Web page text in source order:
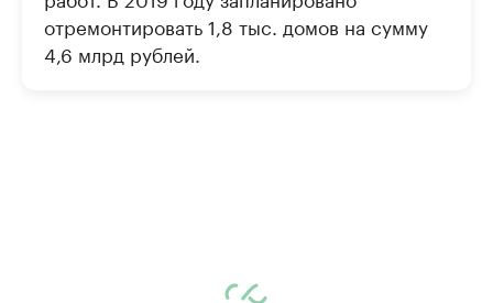
отремонтировать 1,8 тыс. домов на сумму
4,6 млрд рублей.